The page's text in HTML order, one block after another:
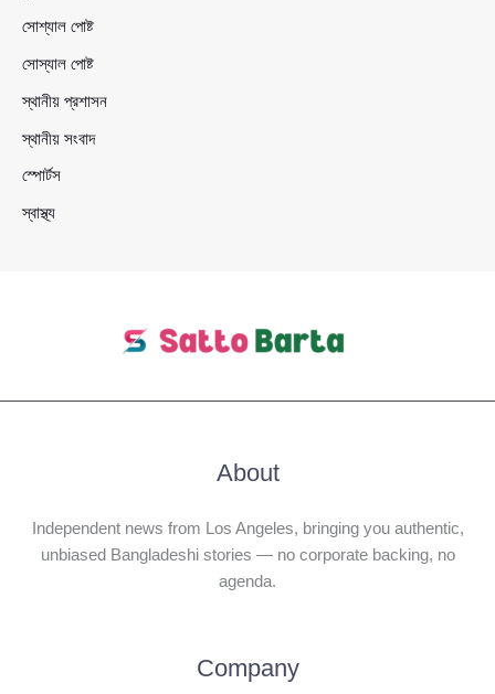
সোশ্যাল পোষ্ট
সোস্যাল পোষ্ট
স্থানীয় প্রশাসন
স্থানীয় সংবাদ
স্পোর্টস
স্বাস্থ্য
About
Independent news from Los Angeles, bringing you authentic,
unbiased Bangladeshi stories — no corporate backing, no
agenda.
Company